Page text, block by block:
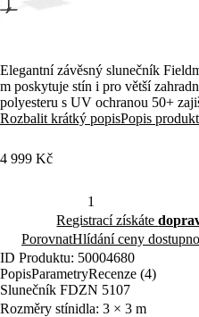
Elegantní závěsný slunečník
m poskytuje stín i pro větší
polyesteru s UV ochranou 50+
pákové ovládání umožňuje
Rozbalit krátký popisPopis
4 999 Kč
Registrací získáte
PorovnatHlídání ceny
ID Produktu: 50004680
PopisParametryRecenze (4)
Slunečník FDZN 5107
Rozměry stínidla: 3 × 3 m